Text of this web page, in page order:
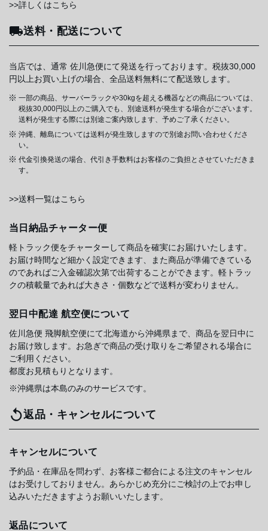
>>詳しくはこちら
送料・配送について
当店では、通常 佐川急便にて発送を行っております。税抜30,000
円以上お買い上げの場合、全品送料無料にて配送致します。
一部の商品、サーバーラックや30kgを超える機器などの商品については、
税抜30,000円以上のご購入でも、別途送料が発生する場合がございます。
送料が発生する際には別途ご案内致します、予めご了承ください。
沖縄、離島については送料が発生致しますので別途お問い合わせくださ
い。
代金引換発送の場合、代引き手数料はお客様のご負担とさせていただきま
す。
>>送料一覧はこちら
当日納品チャーター便
軽トラック便をチャーターして商品を確実にお届けいたします。
お届け時間など細かく設定できます、また商品が準備できている
のであればご入金確認次第で出荷することができます。軽トラッ
クの積載量であれば大きさ・個数などで送料が変わりません。
翌日中配達 航空便について
佐川急便 飛脚航空便にて北海道から沖縄県まで、商品を翌日中に
お届け致します。お急ぎで商品の受け取りをご希望される場合に
ご利用ください。
都度お見積もりとなります。
※沖縄県は本島のみのサービスです。
返品・キャンセルについて
キャンセルについて
予約品・在庫品を問わず、お客様ご都合による注文のキャンセル
はお受けしておりません。あらかじめ充分にご検討の上でお申し
込みいただきますようお願いいたします。
返品について